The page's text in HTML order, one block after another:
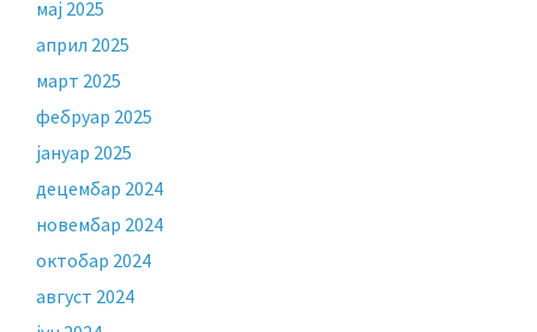
мај 2025
април 2025
март 2025
фебруар 2025
јануар 2025
децембар 2024
новембар 2024
октобар 2024
август 2024